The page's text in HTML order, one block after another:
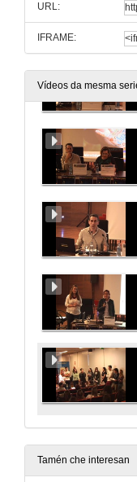
URL:
IFRAME:
Vídeos da mesma
Tamén che interesan